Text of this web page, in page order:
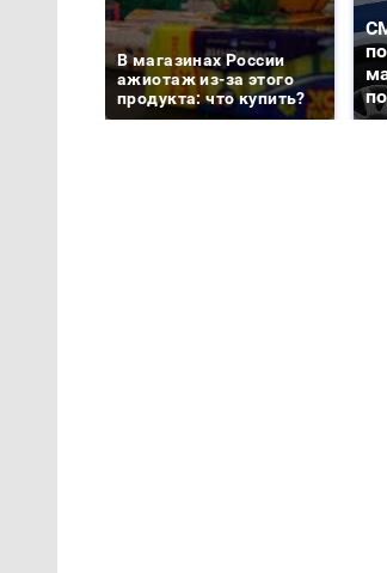
В магазинах России
ажиотаж из-за этого
продукта: что купить?